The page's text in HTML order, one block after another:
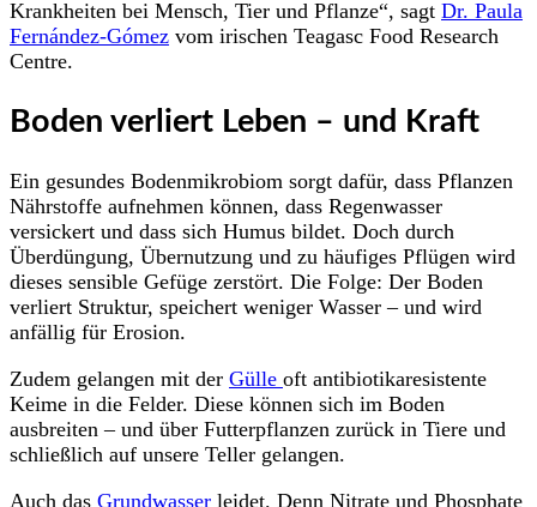
Krankheiten bei Mensch, Tier und Pflanze“, sagt Dr. Paula
Fernández-Gómez vom irischen Teagasc Food Research
Centre.
Boden verliert Leben – und Kraft
Ein gesundes Bodenmikrobiom sorgt dafür, dass Pflanzen
Nährstoffe aufnehmen können, dass Regenwasser
versickert und dass sich Humus bildet. Doch durch
Überdüngung, Übernutzung und zu häufiges Pflügen wird
dieses sensible Gefüge zerstört. Die Folge: Der Boden
verliert Struktur, speichert weniger Wasser – und wird
anfällig für Erosion.
Zudem gelangen mit der Gülle oft antibiotikaresistente
Keime in die Felder. Diese können sich im Boden
ausbreiten – und über Futterpflanzen zurück in Tiere und
schließlich auf unsere Teller gelangen.
Auch das Grundwasser leidet. Denn Nitrate und Phosphate